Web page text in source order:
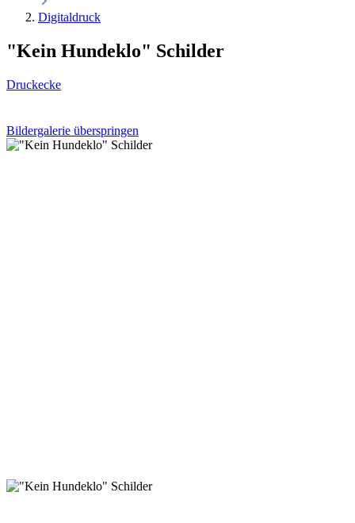
Digitaldruck
"Kein Hundeklo" Schilder
Druckecke
Bildergalerie überspringen